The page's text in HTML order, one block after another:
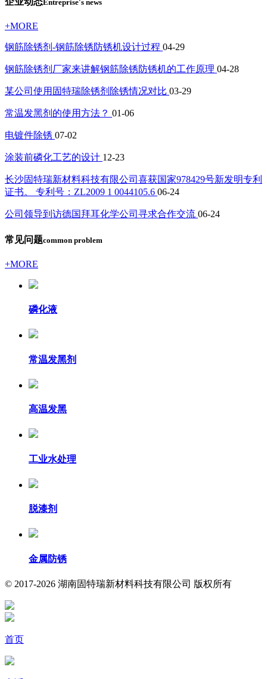
Entreprise's news
+MORE
钢筋除锈剂-钢筋除锈防锈机设计过程 04-29
钢筋除锈剂厂家来讲解钢筋除锈防锈机的工作原理 04-28
某公司使用固特瑞除锈剂除锈情况对比 03-29
常温发黑剂的使用方法？ 01-06
电镀件除锈 07-02
涂装前磷化工艺的设计 12-23
长沙固特瑞新材料科技有限公司喜获国家978429号新发明专利
证书。 专利号：ZL2009 1 0044105.6 06-24
公司领导到访德国拜耳化学公司寻求合作交流 06-24
常见问题common problem
+MORE
磷化液
常温发黑剂
高温发黑
工业水处理
脱漆剂
金属防锈
© 2017-2026 湖南固特瑞新材料科技有限公司 版权所有
首页